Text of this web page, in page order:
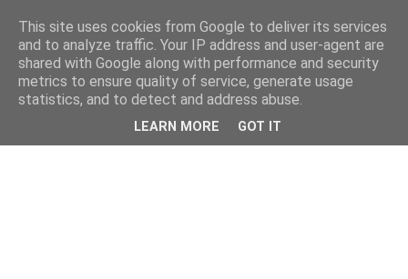
This site uses cookies from Google to deliver its services
and to analyze traffic. Your IP address and user-agent are
shared with Google along with performance and security
metrics to ensure quality of service, generate usage
statistics, and to detect and address abuse.
LEARN MORE GOT IT